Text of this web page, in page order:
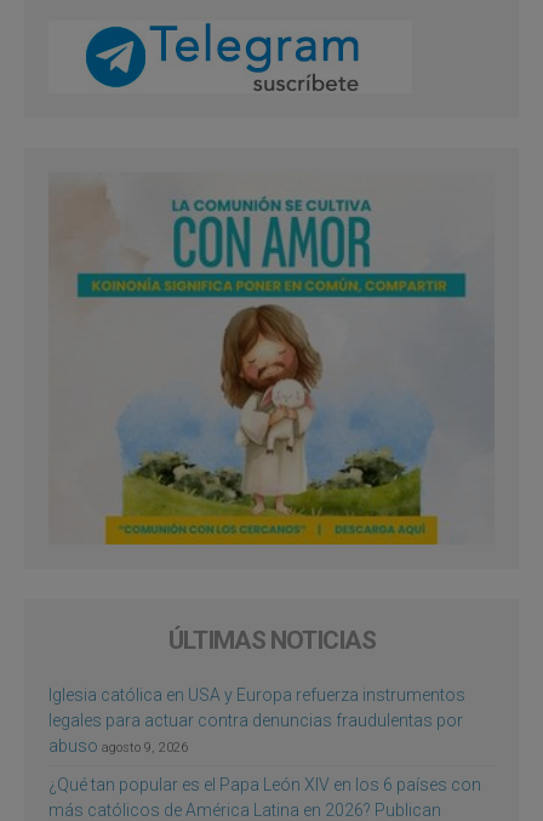
ÚLTIMAS NOTICIAS
Iglesia católica en USA y Europa refuerza instrumentos
legales para actuar contra denuncias fraudulentas por
abuso agosto 9, 2026
¿Qué tan popular es el Papa León XIV en los 6 países con
más católicos de América Latina en 2026? Publican